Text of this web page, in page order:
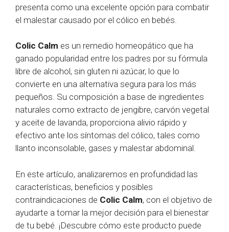
presenta como una excelente opción para combatir
el malestar causado por el cólico en bebés.
Colic Calm es un remedio homeopático que ha
ganado popularidad entre los padres por su fórmula
libre de alcohol, sin gluten ni azúcar, lo que lo
convierte en una alternativa segura para los más
pequeños. Su composición a base de ingredientes
naturales como extracto de jengibre, carvón vegetal
y aceite de lavanda, proporciona alivio rápido y
efectivo ante los síntomas del cólico, tales como
llanto inconsolable, gases y malestar abdominal.
En este artículo, analizaremos en profundidad las
características, beneficios y posibles
contraindicaciones de Colic Calm, con el objetivo de
ayudarte a tomar la mejor decisión para el bienestar
de tu bebé. ¡Descubre cómo este producto puede